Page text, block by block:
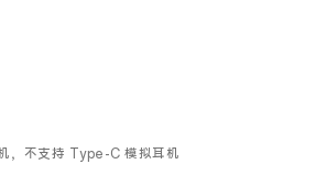
，不支持 Type-C 模拟耳机